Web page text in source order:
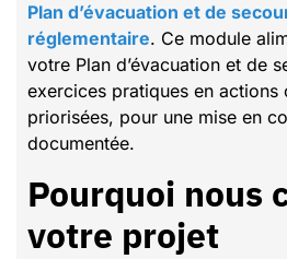
Plan d’évacuation et de
réglementaire. Ce module
votre Plan d’évacuation et de
exercices pratiques en actions
priorisées, pour une mise en
documentée.
Pourquoi nous
votre projet